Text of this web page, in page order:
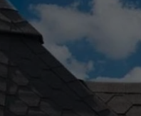
how the user
the website by
their last URL-